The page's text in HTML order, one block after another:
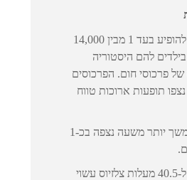
פרכוסים עשויים להופיע בעד 1 מבין 14,000
להם היסטוריה
פרכוסי חום. הפרכוסים
תופעות ארוכות טווח
בכי בלתי פוסק למשך יותר משעה נצפה בכ-1
חום גבוה, המגיע ל-40.5 מעלות צלזיוס עשוי